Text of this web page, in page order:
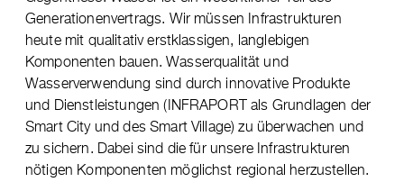
Generationenvertrags. Wir müssen Infrastrukturen
heute mit qualitativ erstklassigen, langlebigen
Komponenten bauen. Wasserqualität und
Wasserverwendung sind durch innovative Produkte
und Dienstleistungen (INFRAPORT als Grundlagen der
Smart City und des Smart Village) zu überwachen und
zu sichern. Dabei sind die für unsere Infrastrukturen
nötigen Komponenten möglichst regional herzustellen.